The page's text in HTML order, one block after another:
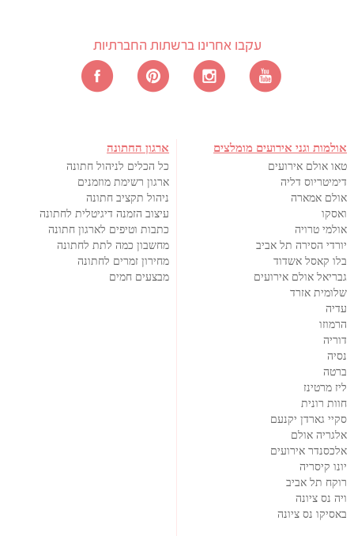
עקבו אחרינו ברשתות החברתיות
אולמות וגני אירועים מומלצים
טאו אולם אירועים
דימיטריוס דליה
אולם אמארה
ואסקו
אולמי טרויה
יורדי הסירה תל אביב
בלו קאסל אשדוד
גבריאל אולם אירועים
שלומית אזרד
עדיה
הרמוזו
דוריה
נסיה
ברטה
ליז מרטינז
חוות רונית
סקיי גארדן יקנעם
אלגריה אולם
אלכסנדר אירועים
יונו קיסריה
רוקח תל אביב
ויה נס ציונה
באסיקו נס ציונה
ארגון החתונה
כל הכלים לניהול חתונה
ארגון רשימת מוזמנים
ניהול תקציב חתונה
עיצוב הזמנה דיגיטלית לחתונה
כתבות וטיפים לארגון חתונה
מחשבון כמה לתת לחתונה
מחירון זמרים לחתונה
מבצעים חמים